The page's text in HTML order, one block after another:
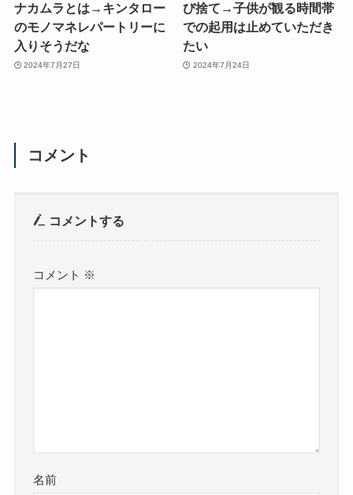
ナカムラとは→キンタロー
のモノマネレパートリーに
入りそうだな
2024年7月27日
び捨て→子供が観る時間帯
での起用は止めていただき
たい
2024年7月24日
コメント
コメントする
コメント ※
名前